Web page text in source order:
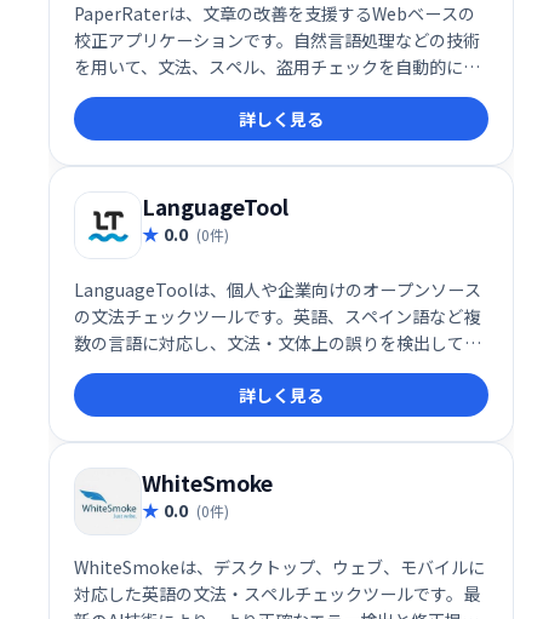
PaperRaterは、文章の改善を支援するWebベースの
校正アプリケーションです。自然言語処理などの技術
を用いて、文法、スペル、盗用チェックを自動的に行
い、プロの編集者によるレビューと同等の精度の結果
を提供します。学生や研究者だけでなく、ビジネス文
書の作成にも役立ち、文章の質を高めることで、より
効果的なコミュニケーションを促進します。
詳しく見る
LanguageTool
0.0 (0件)
LanguageToolは、個人や企業向けのオープンソース
の文法チェックツールです。英語、スペイン語など複
数の言語に対応し、文法・文体上の誤りを検出して修
正を提案します。一般的なツールでは見逃しがちなエ
ラーも検出できるため、正確で洗練された文章作成を
サポートします。
詳しく見る
WhiteSmoke
0.0 (0件)
WhiteSmokeは、デスクトップ、ウェブ、モバイルに
対応した英語の文法・スペルチェックツールです。最